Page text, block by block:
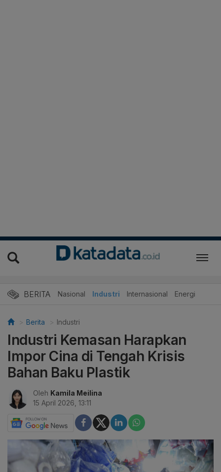
BERITA Nasional Industri Internasional Energi
Berita Industri
Industri Kemasan Harapkan
Impor Cina di Tengah Krisis
Bahan Baku Plastik
Oleh Kamila Meilina
15 April 2026, 13:11